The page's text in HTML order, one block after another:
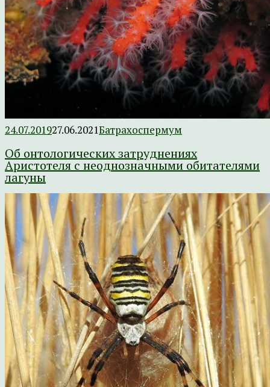
24.07.201927.06.2021Батрахоспермум
Об онтологических затруднениях
Аристотеля с неоднозначными обитателями
лагуны